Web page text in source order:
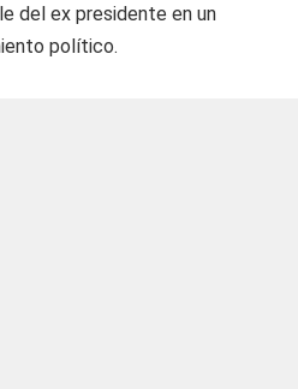
del ex presidente en un
político.